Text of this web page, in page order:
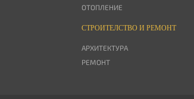
ОТОПЛЕНИЕ
СТРОИТЕЛСТВО И РЕМОНТ
АРХИТЕКТУРА
РЕМОНТ